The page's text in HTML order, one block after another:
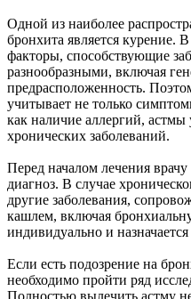
Одной из наиболее
бронхита является курение.
факторы, способствующие
разнообразными, включая
предрасположенность.
учитывает не только
как наличие аллергий,
хронических заболеваний.
Перед началом лечения
диагноз. В случае
другие заболевания,
кашлем, включая
индивидуально и
Если есть подозрение на
необходимо пройти ряд
Полностью вылечить астму